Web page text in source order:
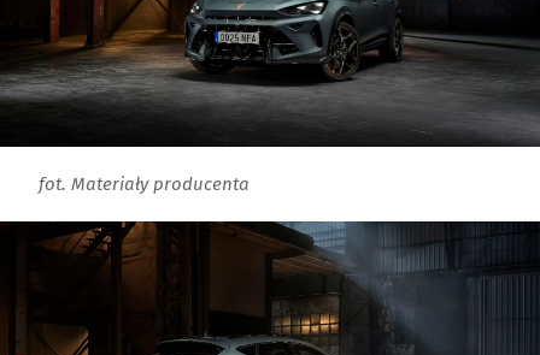
fot. Materiały producenta